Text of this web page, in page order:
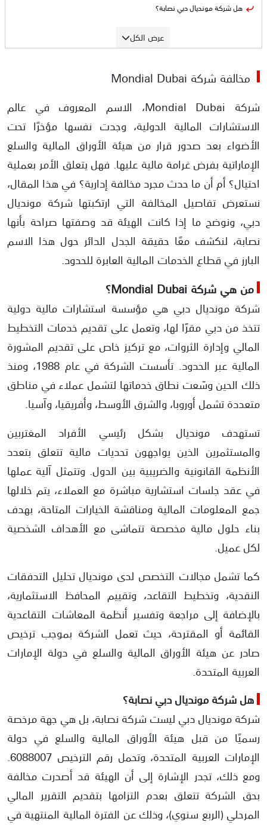
عرض الكل
هل شركة مونديال دبي نصابة؟
مخالفة شركة Mondial Dubai
شركة Mondial Dubai، الاسم المعروف في عالم
الاستشارات المالية الدولية، وجدت نفسها مؤخرًا تحت
الأضواء بعد صدور قرار من هيئة الأوراق المالية والسلع
الإماراتية بفرض غرامة مالية عليها. فهل يتعلق الأمر بعملية
احتيال؟ أم أن ما حدث مجرد مخالفة إدارية؟ في هذا المقال،
نستعرض تفاصيل المخالفة التي ارتكبتها شركة مونديال
دبي، ونوضح ما إذا كانت الهيئة قد وصفتها صراحة بأنها
نصابة، لنكشف معًا حقيقة الجدل الدائر حول هذا الاسم
البارز في قطاع الخدمات المالية العابرة للحدود.
من هي شركة Mondial Dubai؟
شركة مونديال دبي هي مؤسسة استشارات مالية دولية
تتخذ من دبي مقرًا لها، وتعمل على تقديم خدمات التخطيط
المالي وإدارة الثروات، مع تركيز خاص على تقديم المشورة
المالية عبر الحدود. تأسست الشركة في عام 1988، ومنذ
ذلك الحين وسّعت نطاق خدماتها لتشمل عملاء في مناطق
متعددة تشمل أوروبا، والشرق الأوسط، وأفريقيا، وآسيا.
تستهدف مونديال بشكل رئيسي الأفراد المغتربين
والمستثمرين الذين يواجهون تحديات مالية تتعلق بتعدد
الأنظمة القانونية والضريبية بين الدول. وتتمثل آلية عملها
في عقد جلسات استشارية مباشرة مع العملاء، يتم خلالها
جمع المعلومات المالية ومناقشة الخيارات المتاحة، بهدف
بناء حلول مالية مخصصة تتماشى مع الأهداف الشخصية
لكل عميل.
كما تشمل مجالات التخصص لدى مونديال تحليل التدفقات
النقدية، وتخطيط التقاعد، وتقييم المحافظ الاستثمارية،
بالإضافة إلى مراجعة وتفسير أنظمة المعاشات التقاعدية
القائمة أو المقترحة، حيث تعمل الشركة بموجب ترخيص
صادر عن هيئة الأوراق المالية والسلع في دولة الإمارات
العربية المتحدة.
هل شركة مونديال دبي نصابة؟
شركة مونديال دبي ليست شركة نصابة، بل هي جهة مرخصة
رسميًا من قبل هيئة الأوراق المالية والسلع في دولة
الإمارات العربية المتحدة، وتحمل رقم الترخيص 6088007.
ومع ذلك، تجدر الإشارة إلى أن الهيئة قد أصدرت مخالفة
بحق الشركة تتعلق بعدم التزامها بتقديم التقرير المالي
المرحلي (الربع سنوي)، وذلك عن الفترة المالية المنتهية في